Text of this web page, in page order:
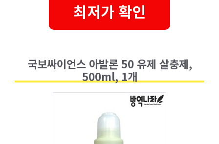
최저가 확인
국보싸이언스 아발론 50 유제 살충제,
500ml, 1개